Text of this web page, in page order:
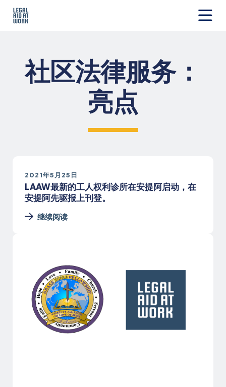
Work
社区法律服务：
亮点
2021年5月25日
LAAW最新的工人权利诊所在安提阿启动，在
安提阿先驱报上刊登。
继续阅读